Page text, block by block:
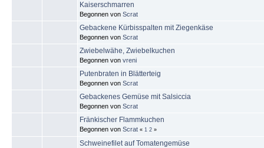
Kaiserschmarren
Begonnen von Scrat
Gebackene Kürbisspalten mit Ziegenkäse
Begonnen von Scrat
Zwiebelwähe, Zwiebelkuchen
Begonnen von vreni
Putenbraten in Blätterteig
Begonnen von Scrat
Gebackenes Gemüse mit Salsiccia
Begonnen von Scrat
Fränkischer Flammkuchen
Begonnen von Scrat « 1 2 »
Schweinefilet auf Tomatengemüse